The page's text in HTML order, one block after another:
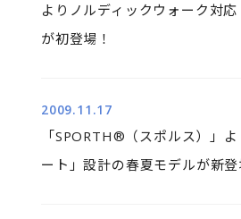
よりノルディックウォーク対
が初登場！
2009.11.17
「SPORTH®（スポルス）」
ート」設計の春夏モデルが新登